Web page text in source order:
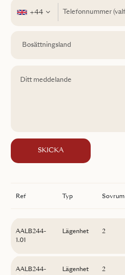
+44
SKICKA
Ref Typ Sovrum
AALB244-
1.01
Lägenhet 2
AALB244-
Lägenhet 2